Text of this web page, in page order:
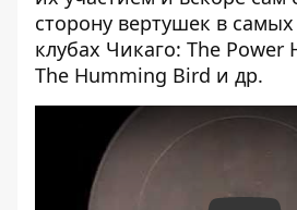
сторону вертушек в
клубах Чикаго: The Power
The Humming Bird и др.